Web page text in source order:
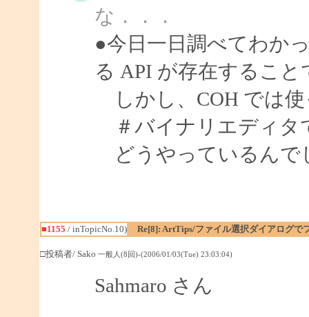
な．．．
●今日一日調べてわか
る API が存在すること
しかし、COH では
＃バイナリエディタ
どうやっているんで
■1155 / inTopicNo.10) Re[8]: ArtTips/ファイル選択ダイアログで
□投稿者/ Sako 一般人(8回)-(2006/01/03(Tue) 23:03:04)
Sahmaro さん